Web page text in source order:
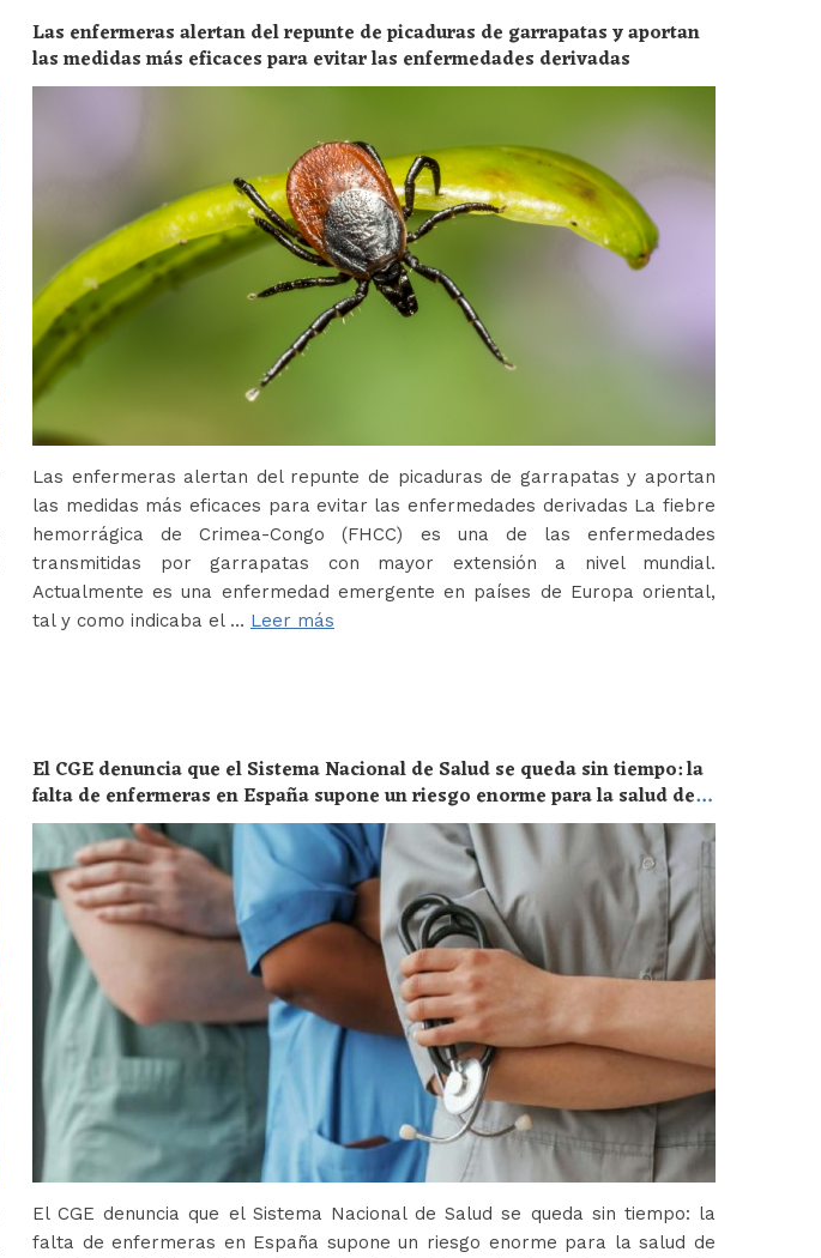
Las enfermeras alertan del repunte de picaduras de garrapatas y aportan
las medidas más eficaces para evitar las enfermedades derivadas
Las enfermeras alertan del repunte de picaduras de garrapatas y aportan
las medidas más eficaces para evitar las enfermedades derivadas La fiebre
hemorrágica de Crimea-Congo (FHCC) es una de las enfermedades
transmitidas por garrapatas con mayor extensión a nivel mundial.
Actualmente es una enfermedad emergente en países de Europa oriental,
tal y como indicaba el … Leer más
El CGE denuncia que el Sistema Nacional de Salud se queda sin tiempo: la
falta de enfermeras en España supone un riesgo enorme para la salud de
toda la población
El CGE denuncia que el Sistema Nacional de Salud se queda sin tiempo: la
falta de enfermeras en España supone un riesgo enorme para la salud de